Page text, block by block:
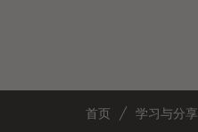
首页 学习与分享